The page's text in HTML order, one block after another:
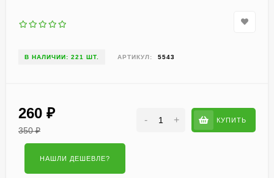
В НАЛИЧИИ: 221 ШТ. АРТИКУЛ: 5543
260 ₽
350₽
- + КУПИТЬ